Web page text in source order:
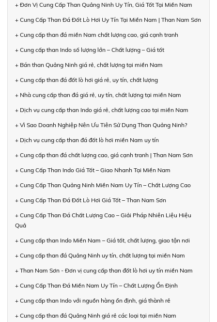
+ Đơn Vị Cung Cấp Than Quảng Ninh Uy Tín, Giá Tốt Tại Miền Nam
+ Cung Cấp Than Đá Đốt Lò Hơi Uy Tín Tại Miền Nam | Than Nam Sơn
+ Cung cấp than đá miền Nam chất lượng cao, giá cạnh tranh
+ Cung cấp than Indo số lượng lớn – Chất lượng – Giá tốt
+ Bán than Quảng Ninh giá rẻ, chất lượng tại miền Nam
+ Cung cấp than đá đốt lò hơi giá rẻ, uy tín, chất lượng
+ Nhà cung cấp than đá giá rẻ, uy tín, chất lượng tại miền Nam
+ Dịch vụ cung cấp than Indo giá rẻ, chất lượng cao tại miền Nam
+ Vì Sao Doanh Nghiệp Nên Ưu Tiên Sử Dụng Than Quảng Ninh?
+ Dịch vụ cung cấp than đá đốt lò hơi miền Nam uy tín
+ Cung cấp than đá chất lượng cao, giá cạnh tranh | Than Nam Sơn
+ Cung Cấp Than Indo Giá Tốt – Giao Nhanh Tại Miền Nam
+ Cung Cấp Than Quảng Ninh Miền Nam Uy Tín – Chất Lượng Cao
+ Cung Cấp Than Đá Đốt Lò Hơi Giá Tốt – Than Nam Sơn
+ Cung Cấp Than Đá Chất Lượng Cao – Giải Pháp Nhiên Liệu Hiệu
Quả
+ Cung cấp than Indo Miền Nam – Giá tốt, chất lượng, giao tận nơi
+ Cung cấp than đá Quảng Ninh uy tín, chất lượng tại miền Nam
+ Than Nam Sơn - Đơn vị cung cấp than đốt lò hơi uy tín miền Nam
+ Cung Cấp Than Đá Miền Nam Uy Tín – Chất Lượng Ổn Định
+ Cung cấp than Indo với nguồn hàng ổn định, giá thành rẻ
+ Cung cấp than đá Quảng Ninh giá rẻ các loại tại miền Nam